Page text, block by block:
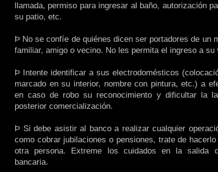
llamada, permiso para ingresar al baño, autorización
su patio, etc.
Þ No se confíe de quiénes dicen ser portadores de un
familiar, amigo o vecino. No les permita el ingreso a su
Þ Intente identificar a sus electrodomésticos
marcado en su interior, nombre con pintura, etc.) a
en caso de robo su reconocimiento y dificultar la
posterior comercialización.
Þ Si debe asistir al banco a realizar cualquier
como cobrar jubilaciones o pensiones, trate de
otra persona. Extreme los cuidados en la salida
bancaria.